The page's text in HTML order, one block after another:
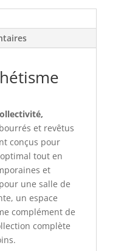
et revêtus
conçus pour
tout en
et
une salle de
un espace
complément de
complète